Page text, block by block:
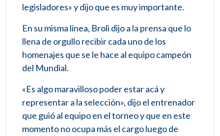
legisladores» y dijo que es muy importante.
En su misma línea, Broli dijo a la prensa que lo
llena de orgullo recibir cada uno de los
homenajes que se le hace al equipo campeón
del Mundial.
«Es algo maravilloso poder estar acá y
representar a la selección», dijo el entrenador
que guió al equipo en el torneo y que en este
momento no ocupa más el cargo luego de